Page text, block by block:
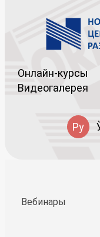
Онлайн-курсы
Видеогалерея
Ру
Вебинары